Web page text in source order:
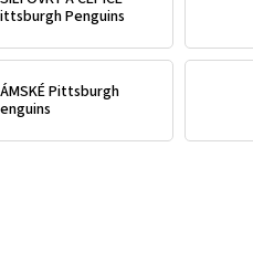
Penguins
Pittsburgh